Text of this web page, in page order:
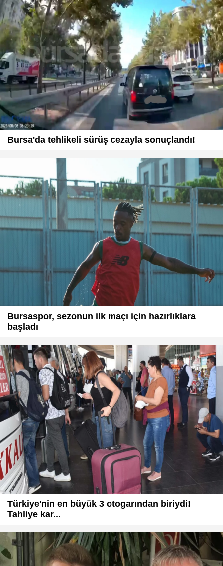
Bursa'da tehlikeli sürüş cezayla sonuçlandı!
Bursaspor, sezonun ilk maçı için hazırlıklara
başladı
Türkiye'nin en büyük 3 otogarından biriydi!
Tahliye kar...